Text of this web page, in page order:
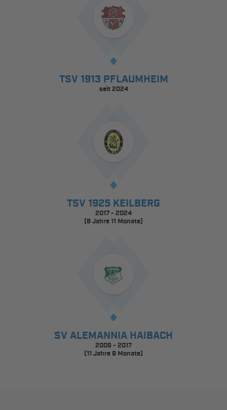
TSV 1913 PFLAUMHEIM
seit 2024
TSV 1925 KEILBERG
2017 - 2024
(6 Jahre 11 Monate)
SV ALEMANNIA HAIBACH
2005 - 2017
(11 Jahre 9 Monate)